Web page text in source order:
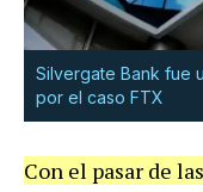
Silvergate Bank fue
por el caso FTX
Con el pasar de